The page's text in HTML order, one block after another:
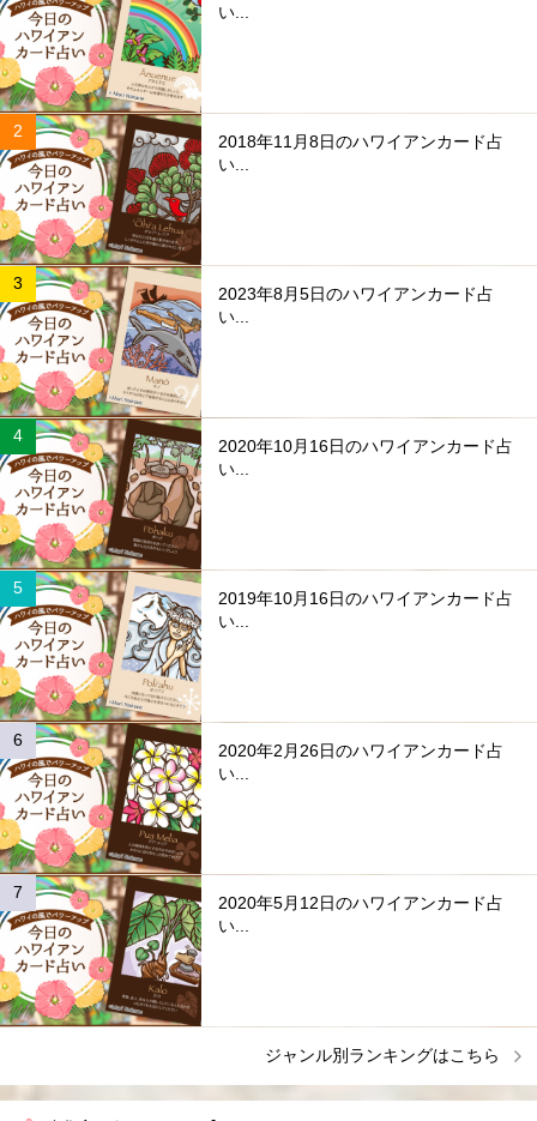
い...
2018年11月8日のハワイアンカード占
い...
2023年8月5日のハワイアンカード占
い...
2020年10月16日のハワイアンカード占
い...
2019年10月16日のハワイアンカード占
い...
2020年2月26日のハワイアンカード占
い...
2020年5月12日のハワイアンカード占
い...
ジャンル別ランキングはこちら